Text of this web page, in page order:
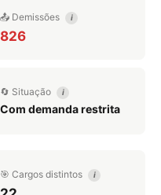
📤 Demissões i
826
🔄 Situação i
Com demanda restrita
🎯 Cargos distintos i